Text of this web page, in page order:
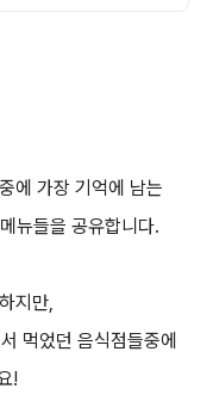
에 가장 기억에 남는
뉴들을 공유합니다.
지만,
먹었던 음식점들중에
!